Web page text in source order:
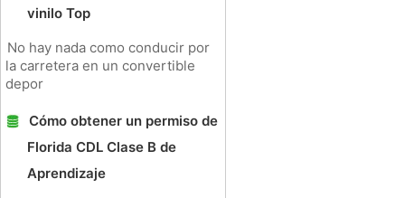
vinilo Top
No hay nada como conducir por
la carretera en un convertible
depor
Cómo obtener un permiso de
Florida CDL Clase B de
Aprendizaje